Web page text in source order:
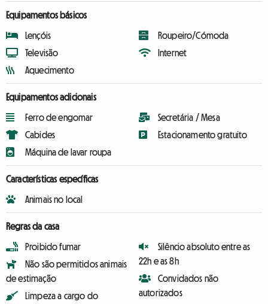
Equipamentos básicos
Lençóis
Televisão
Aquecimento
Roupeiro/Cómoda
Internet
Equipamentos adicionais
Ferro de engomar
Cabides
Máquina de lavar roupa
Secretária / Mesa
Estacionamento gratuito
Características específicas
Animais no local
Regras da casa
Proibido fumar
Não são permitidos animais
de estimação
Limpeza a cargo do
Silêncio absoluto entre as
22h e as 8h
Convidados não
autorizados